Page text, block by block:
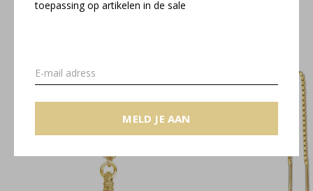
toepassing op artikelen in de sale
MELD JE AAN